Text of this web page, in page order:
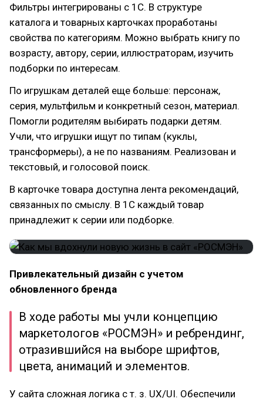
Фильтры интегрированы с 1С. В структуре
каталога и товарных карточках проработаны
свойства по категориям. Можно выбрать книгу по
возрасту, автору, серии, иллюстраторам, изучить
подборки по интересам.
По игрушкам деталей еще больше: персонаж,
серия, мультфильм и конкретный сезон, материал.
Помогли родителям выбирать подарки детям.
Учли, что игрушки ищут по типам (куклы,
трансформеры), а не по названиям. Реализован и
текстовый, и голосовой поиск.
В карточке товара доступна лента рекомендаций,
связанных по смыслу. В 1С каждый товар
принадлежит к серии или подборке.
Привлекательный дизайн с учетом
обновленного бренда
В ходе работы мы учли концепцию
маркетологов «РОСМЭН» и ребрендинг,
отразившийся на выборе шрифтов,
цвета, анимаций и элементов.
У сайта сложная логика с т. з. UX/UI. Обеспечили